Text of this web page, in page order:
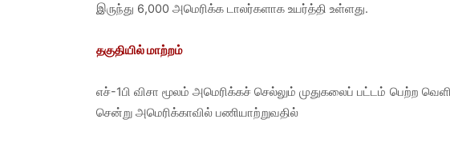
இருந்து 6,000 அமெரிக்க டாலர்களாக உயர்த்தி உள்ளது.
தகுதியில் மாற்றம்
எச்-1பி விசா மூலம் அமெரிக்கச் செல்லும் முதுகலைப் பட்டம் பெற்ற
சென்று அமெரிக்காவில் பணியாற்றுவதில்